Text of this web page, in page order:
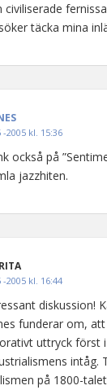
civiliserade
täcka mina
-2005 kl. 15:36
också på
jazzhiten.
-2005 kl. 16:44
diskussion!
funderar om,
uttryck först
intåg.
på 1800-